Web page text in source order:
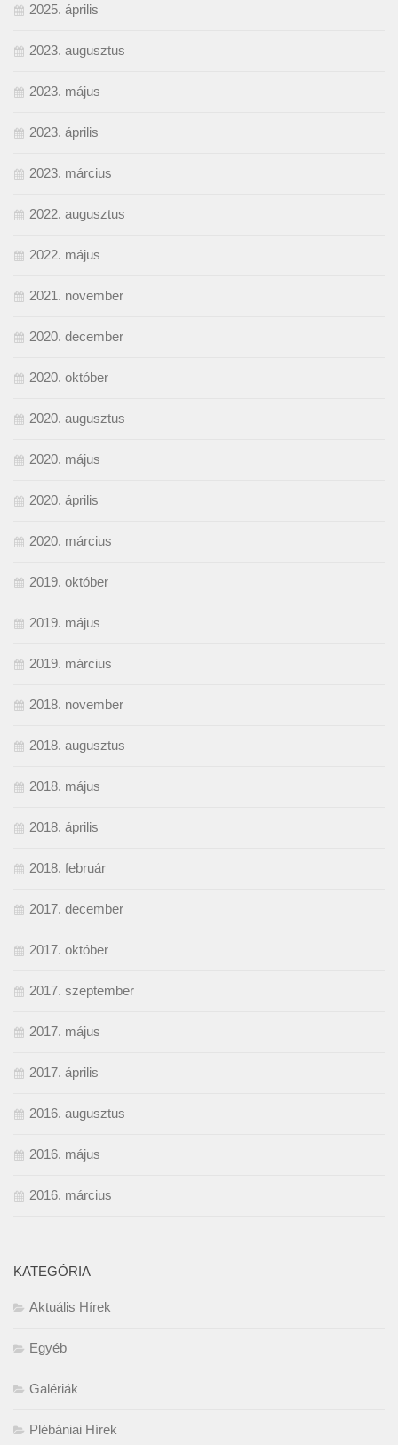
2025. április
2023. augusztus
2023. május
2023. április
2023. március
2022. augusztus
2022. május
2021. november
2020. december
2020. október
2020. augusztus
2020. május
2020. április
2020. március
2019. október
2019. május
2019. március
2018. november
2018. augusztus
2018. május
2018. április
2018. február
2017. december
2017. október
2017. szeptember
2017. május
2017. április
2016. augusztus
2016. május
2016. március
KATEGÓRIA
Aktuális Hírek
Egyéb
Galériák
Plébániai Hírek